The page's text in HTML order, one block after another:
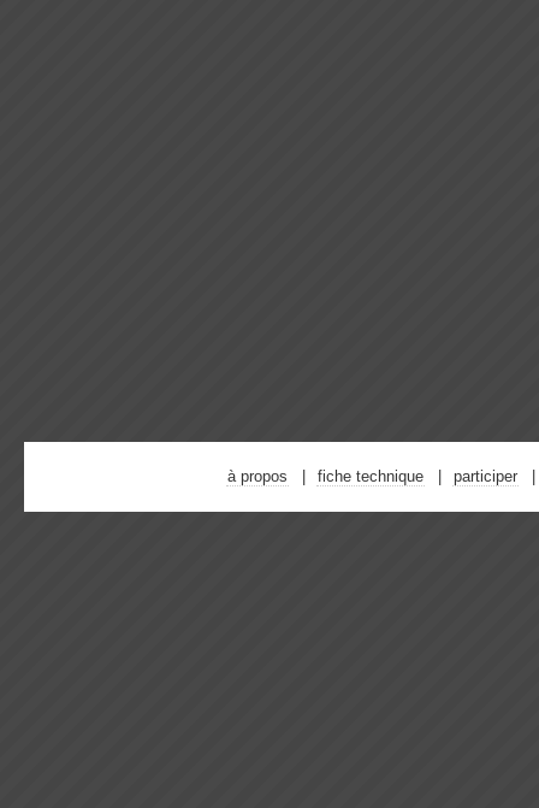
à propos fiche technique participer